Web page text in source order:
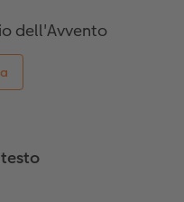
dell'Avvento